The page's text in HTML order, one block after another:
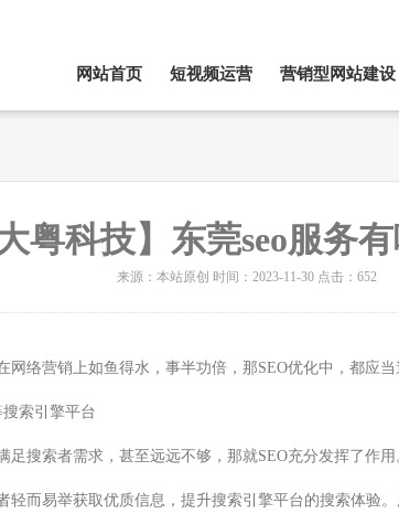
网站首页 短视频运营 营销型网站建设
大粤科技】东莞seo服务
来源：本站原创 时间：2023-11-30 点击：652
络营销上如鱼得水，事半功倍，那SEO优化中，都应
索引擎平台
足搜索者需求，甚至远远不够，那就SEO充分发挥了作
而易举获取优质信息，提升搜索引擎平台的搜索体验